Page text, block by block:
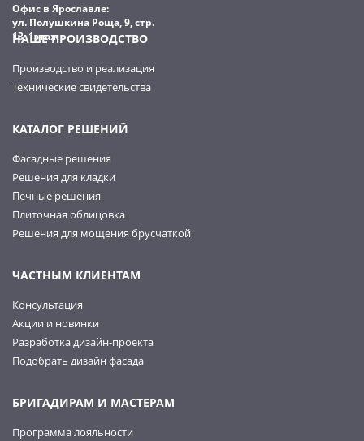
Офис в Ярославле:
ул. Полушкина Роща, 9, стр.
13, 1этаж
НАШЕ ПРОИЗВОДСТВО
Производство и реализация
Технические свидетельства
КАТАЛОГ РЕШЕНИЙ
Фасадные решения
Решения для кладки
Печные решения
Плиточная облицовка
Решения для мощения брусчаткой
ЧАСТНЫМ КЛИЕНТАМ
Консультация
Акции и новинки
Разработка дизайн-проекта
Подобрать дизайн фасада
БРИГАДИРАМ И МАСТЕРАМ
Программа лояльности